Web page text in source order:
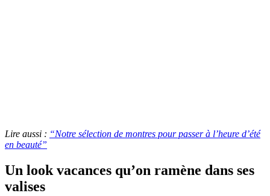
Lire aussi : “Notre sélection de montres pour passer à l’heure d’été
en beauté”
Un look vacances qu’on ramène dans ses
valises